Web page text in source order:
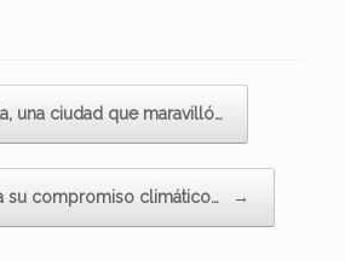
una ciudad que maravilló…
su compromiso climático… →